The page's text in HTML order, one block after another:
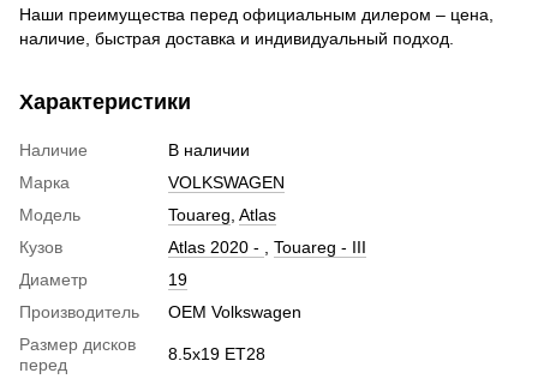
Наши преимущества перед официальным дилером – цена,
наличие, быстрая доставка и индивидуальный подход.
Характеристики
Наличие
В наличии
Марка
VOLKSWAGEN
Модель
Touareg Atlas
Кузов
Atlas 2020 -
Touareg - III
Диаметр
19
Производитель
OEM Volkswagen
Размер дисков
перед
8.5х19 ЕТ28